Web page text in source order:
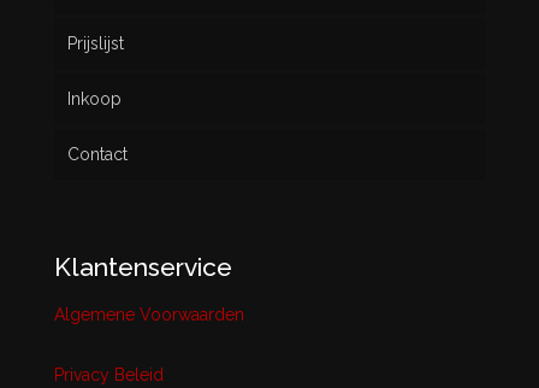
Prijslijst
Inkoop
Contact
Klantenservice
Algemene Voorwaarden
Privacy Beleid